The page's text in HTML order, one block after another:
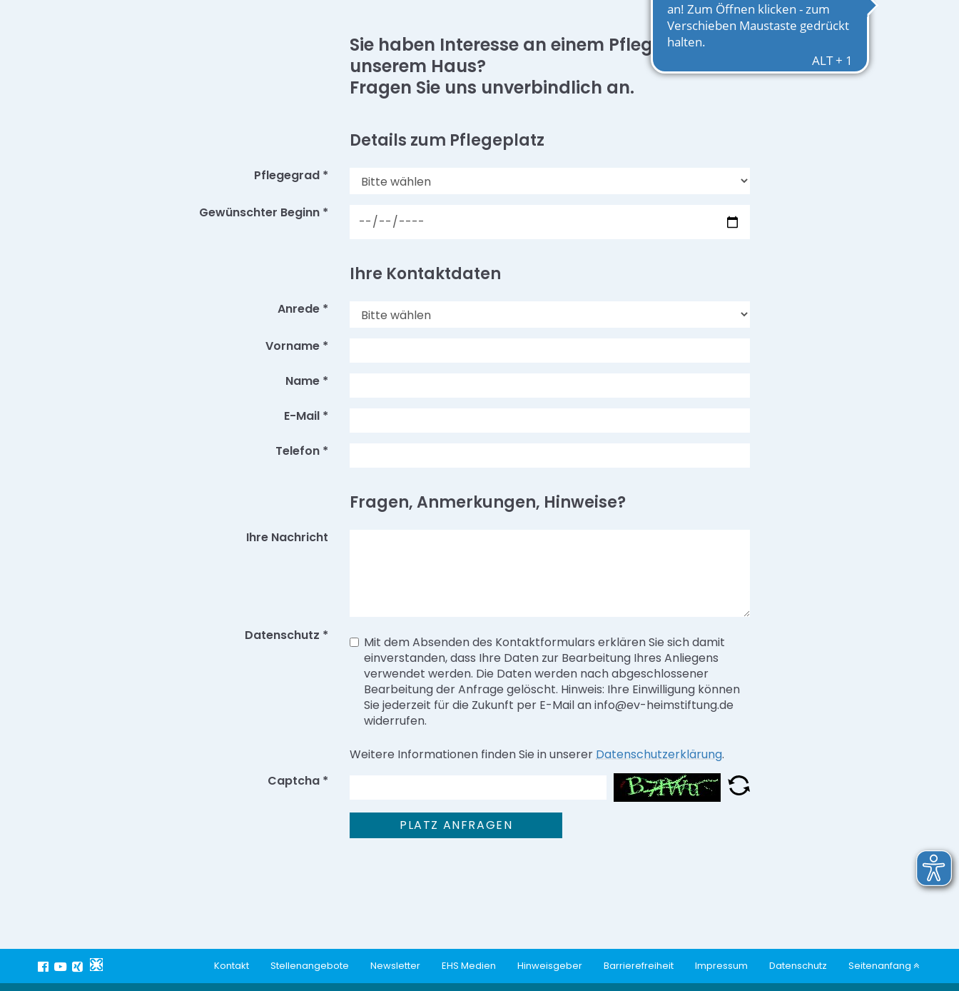
Sie haben Interesse an einem Pflegeplatz in
unserem Haus?
Fragen Sie uns unverbindlich an.
Details zum Pflegeplatz
Pflegegrad *
Gewünschter Beginn *
Ihre Kontaktdaten
Anrede *
Vorname *
Name *
E-Mail *
Telefon *
Fragen, Anmerkungen, Hinweise?
Ihre Nachricht
Datenschutz *
Mit dem Absenden des Kontaktformulars erklären Sie sich damit
einverstanden, dass Ihre Daten zur Bearbeitung Ihres Anliegens
verwendet werden. Die Daten werden nach abgeschlossener
Bearbeitung der Anfrage gelöscht. Hinweis: Ihre Einwilligung können
Sie jederzeit für die Zukunft per E-Mail an info@ev-heimstiftung.de
widerrufen.
Weitere Informationen finden Sie in unsererDatenschutzerklärung.
Captcha *
Kontakt Stellenangebote Newsletter EHS Medien Hinweisgeber Barrierefreiheit Impressum Datenschutz Seitenanfang